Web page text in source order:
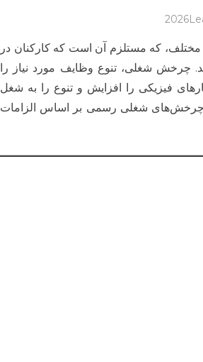
on
شغلی
ارگونومیک؛
عضلات
را
جابجا
که مستلزم آن است که کارکنان در
چرخش شغلی، تنوع وظایف مورد نیاز را
فیزیکی را افزایش و تنوع را به شغل
چرخش‌های شغلی رسمی بر اساس الزامات